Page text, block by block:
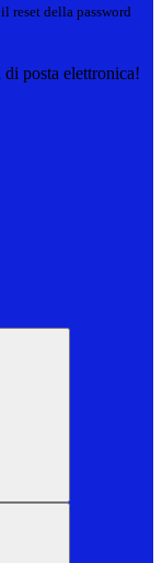
reset della password
posta elettronica!